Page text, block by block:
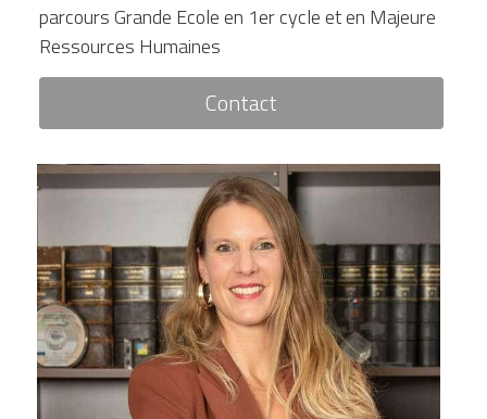
parcours Grande Ecole en 1er cycle et en Majeure
Ressources Humaines
Contact